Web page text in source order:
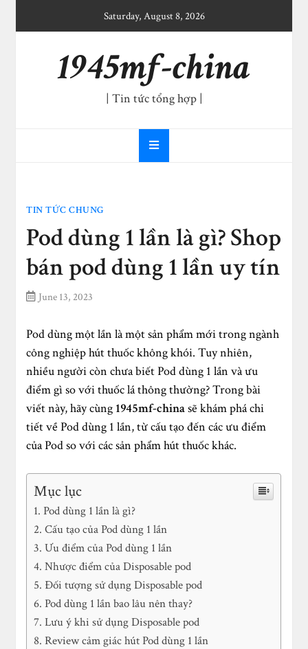
Saturday, August 8, 2026
1945mf-china
| Tin tức tổng hợp |
TIN TỨC CHUNG
Pod dùng 1 lần là gì? Shop
bán pod dùng 1 lần uy tín
June 13, 2023
Pod dùng một lần là một sản phẩm mới trong ngành
công nghiệp hút thuốc không khói. Tuy nhiên,
nhiều người còn chưa biết Pod dùng 1 lần và ưu
điểm gì so với thuốc lá thông thường? Trong bài
viết này, hãy cùng 1945mf-chinasẽ khám phá chi
tiết về Pod dùng 1 lần, từ cấu tạo đến các ưu điểm
của Pod so với các sản phẩm hút thuốc khác.
Mục lục
Pod dùng 1 lần là gì?
Cấu tạo của Pod dùng 1 lần
Ưu điểm của Pod dùng 1 lần
Nhược điểm của Disposable pod
Đối tượng sử dụng Disposable pod
Pod dùng 1 lần bao lâu nên thay?
Lưu ý khi sử dụng Disposable pod
Review cảm giác hút Pod dùng 1 lần